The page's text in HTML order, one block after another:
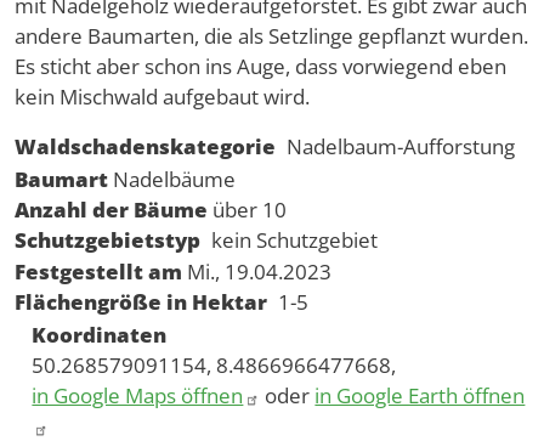
andere Baumarten, die als Setzlinge gepflanzt wurden.
Es sticht aber schon ins Auge, dass vorwiegend eben
kein Mischwald aufgebaut wird.
Waldschadenskategorie Nadelbaum-Aufforstung
Baumart Nadelbäume
Anzahl der Bäume über 10
Schutzgebietstyp kein Schutzgebiet
Festgestellt am Mi., 19.04.2023
Flächengröße in Hektar 1-5
Koordinaten
50.268579091154, 8.4866966477668,
in Google Maps öffnen
oder in Google Earth öffnen